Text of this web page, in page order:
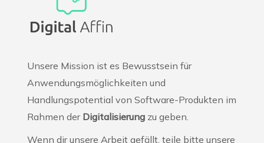
Unsere Mission ist es Bewusstsein für
Anwendungsmöglichkeiten und
Handlungspotential von Software-Produkten im
Rahmen der Digitalisierung zu geben.
Wenn dir unsere Arbeit gefällt, teile bitte unsere